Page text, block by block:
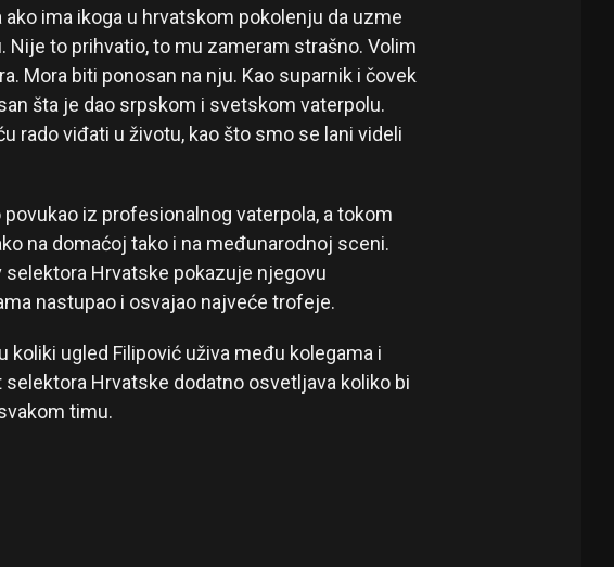
ima ikoga u hrvatskom pokolenju da uzme
Nije to prihvatio, to mu zameram strašno. Volim
Mora biti ponosan na nju. Kao suparnik i čovek
šta je dao srpskom i svetskom vaterpolu.
rado viđati u životu, kao što smo se lani videli
iz profesionalnog vaterpola, a tokom
na domaćoj tako i na međunarodnoj sceni.
Hrvatske pokazuje njegovu
nastupao i osvajao najveće trofeje.
ugled Filipović uživa među kolegama i
Hrvatske dodatno osvetljava koliko bi
timu.